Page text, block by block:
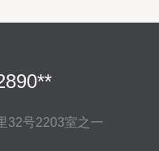
32号2203室之一